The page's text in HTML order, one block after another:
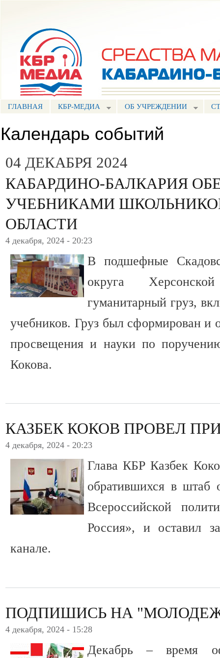
ГЛАВНАЯ КБР-МЕДИА ОБ УЧРЕЖДЕНИИ
Календарь событий
04 ДЕКАБРЯ 2024
КАБАРДИНО-БАЛКАРИЯ
УЧЕБНИКАМИ
ОБЛАСТИ
4 декабря, 2024 - 20:23
В подшефные
округа
гуманитарный груз,
учебников. Груз был сформирован и
просвещения и науки по
Кокова.
КАЗБЕК КОКОВ ПРОВЕЛ
4 декабря, 2024 - 20:23
Глава КБР Казбек
обратившихся в штаб
Всероссийской
Россия», и оставил
канале.
ПОДПИШИСЬ НА
4 декабря, 2024 - 15:28
Декабрь – время